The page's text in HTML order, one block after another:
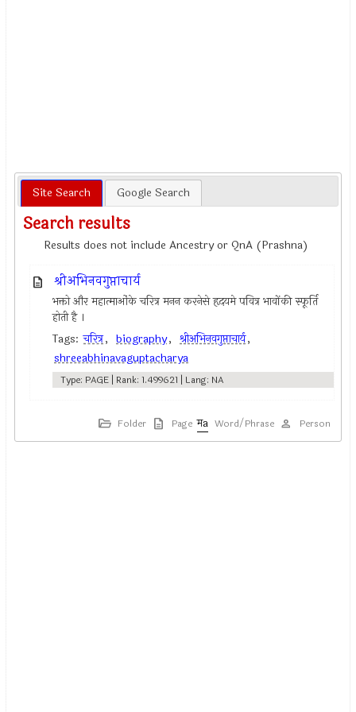
Site Search Google Search
Search results
Results does not include Ancestry or QnA (Prashna)
श्रीअभिनवगुप्ताचार्य
भक्तो और महात्माओंके चरित्र मनन करनेसे हृदयमे पवित्र भावोंकी स्फूर्ति
होती है ।
Tags: चरित्र, biography, श्रीअभिनवगुप्ताचार्य,
shreeabhinavaguptacharya
Type: PAGE | Rank: 1.499621 | Lang: NA
Folder Page Word/Phrase Person